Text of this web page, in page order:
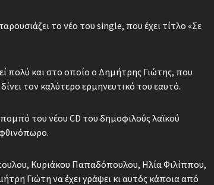
το νέο του single, που έχει τίτλο «Σε
πολύ και στο οποίο ο Δημήτρης Γιώτης, που
τον καλύτερο ερμηνευτικό του εαυτό.
του νέου CD του δημοφιλούς λαϊκού
Κυριάκου Παπαδόπουλου, Ηλία Φιλίππου,
Γιώτη να έχει γράψει κι αυτός κάποια από